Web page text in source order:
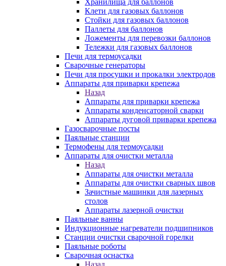
Хранилища для баллонов
Клети для газовых баллонов
Стойки для газовых баллонов
Паллеты для баллонов
Ложементы для перевозки баллонов
Тележки для газовых баллонов
Печи для термоусадки
Сварочные генераторы
Печи для просушки и прокалки электродов
Аппараты для приварки крепежа
Назад
Аппараты для приварки крепежа
Аппараты конденсаторной сварки
Аппараты дуговой приварки крепежа
Газосварочные посты
Паяльные станции
Термофены для термоусадки
Аппараты для очистки металла
Назад
Аппараты для очистки металла
Аппараты для очистки сварных швов
Зачистные машинки для лазерных
столов
Аппараты лазерной очистки
Паяльные ванны
Индукционные нагреватели подшипников
Станции очистки сварочной горелки
Паяльные роботы
Сварочная оснастка
Назад